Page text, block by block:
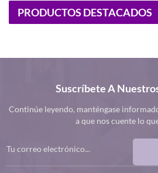
PRODUCTOS DESTACADOS
Suscríbete A
Continúe leyendo, manténgase
a que nos cuente lo